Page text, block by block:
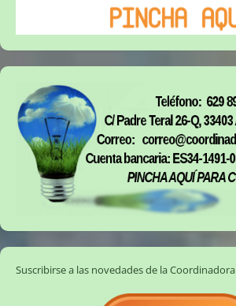
Suscribirse a las novedades de la Coordinadora